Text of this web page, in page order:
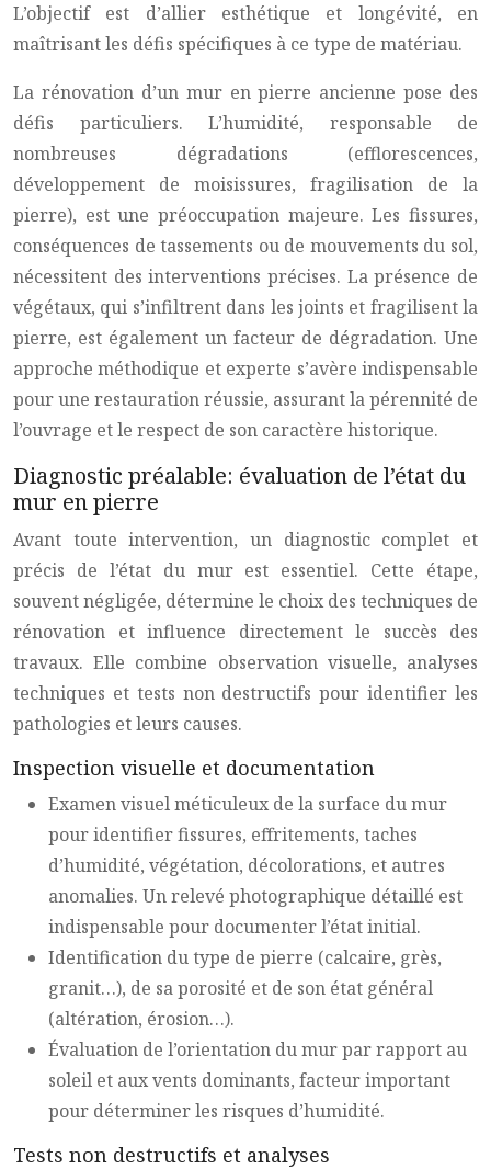
L’objectif est d’allier esthétique et longévité, en
maîtrisant les défis spécifiques à ce type de matériau.
La rénovation d’un mur en pierre ancienne pose des
défis particuliers. L’humidité, responsable de
nombreuses dégradations (efflorescences,
développement de moisissures, fragilisation de la
pierre), est une préoccupation majeure. Les fissures,
conséquences de tassements ou de mouvements du sol,
nécessitent des interventions précises. La présence de
végétaux, qui s’infiltrent dans les joints et fragilisent la
pierre, est également un facteur de dégradation. Une
approche méthodique et experte s’avère indispensable
pour une restauration réussie, assurant la pérennité de
l’ouvrage et le respect de son caractère historique.
Diagnostic préalable: évaluation de l’état du
mur en pierre
Avant toute intervention, un diagnostic complet et
précis de l’état du mur est essentiel. Cette étape,
souvent négligée, détermine le choix des techniques de
rénovation et influence directement le succès des
travaux. Elle combine observation visuelle, analyses
techniques et tests non destructifs pour identifier les
pathologies et leurs causes.
Inspection visuelle et documentation
Examen visuel méticuleux de la surface du mur
pour identifier fissures, effritements, taches
d’humidité, végétation, décolorations, et autres
anomalies. Un relevé photographique détaillé est
indispensable pour documenter l’état initial.
Identification du type de pierre (calcaire, grès,
granit…), de sa porosité et de son état général
(altération, érosion…).
Évaluation de l’orientation du mur par rapport au
soleil et aux vents dominants, facteur important
pour déterminer les risques d’humidité.
Tests non destructifs et analyses